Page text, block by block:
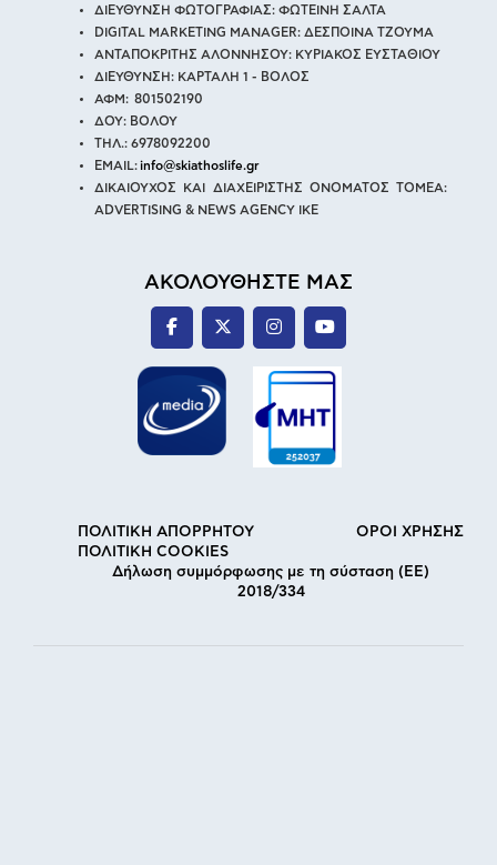
ΔΙΕΥΘΥΝΣΗ ΦΩΤΟΓΡΑΦΙΑΣ: ΦΩΤΕΙΝΗ ΣΑΛΤΑ
DIGITAL MARKETING MANAGER: ΔΕΣΠΟΙΝΑ ΤΖΟΥΜΑ
ΑΝΤΑΠΟΚΡΙΤΗΣ ΑΛΟΝΝΗΣΟΥ: ΚΥΡΙΑΚΟΣ ΕΥΣΤΑΘΙΟΥ
ΔΙΕΥΘΥΝΣΗ: ΚΑΡΤΑΛΗ 1 - ΒΟΛΟΣ
ΑΦΜ: 801502190
ΔΟΥ: ΒΟΛΟΥ
ΤΗΛ.: 6978092200
EMAIL:info@skiathoslife.gr
ΔΙΚΑΙΟΥΧΟΣ ΚΑΙ ΔΙΑΧΕΙΡΙΣΤΗΣ ΟΝΟΜΑΤΟΣ ΤΟΜΕΑ:
ADVERTISING & NEWS AGENCY IKE
ΑΚΟΛΟΥΘΗΣΤΕ ΜΑΣ
ΠΟΛΙΤΙΚΗ ΑΠΟΡΡΗΤΟΥ
ΟΡΟΙ ΧΡΗΣΗΣ
ΠΟΛΙΤΙΚΗ COOKIES
Δήλωση συμμόρφωσης με τη σύσταση (ΕΕ)
2018/334